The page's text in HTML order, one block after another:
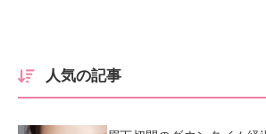
人気の記事